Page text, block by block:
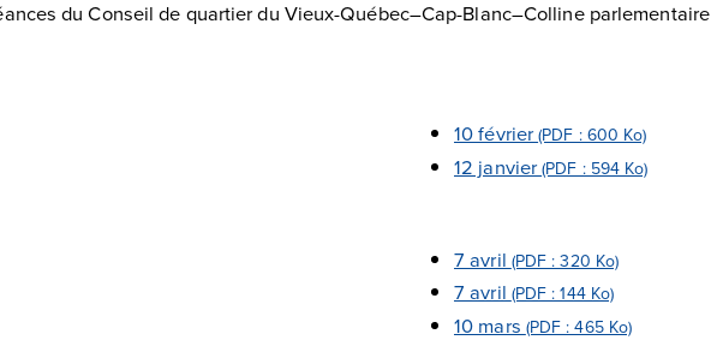
du Conseil de quartier du Vieux-Québec–Cap-Blanc–Colline parlementaire
10 février(PDF : 600 Ko)
12 janvier(PDF : 594 Ko)
7 avril (PDF : 320 Ko)
7 avril (PDF : 144 Ko)
10 mars (PDF : 465 Ko)